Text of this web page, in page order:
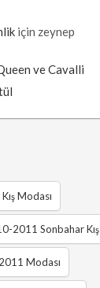
için zeynep
ve Cavalli
Modası
2011 Sonbahar Kış
2011 Modası